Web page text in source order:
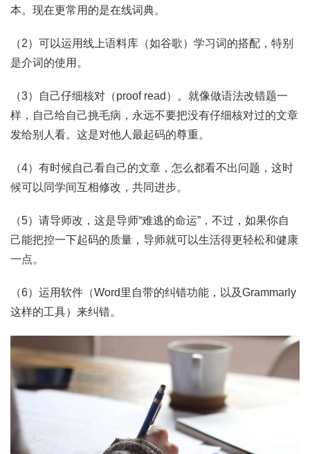
本。现在更常用的是在线词典。
（2）可以运用线上语料库（如谷歌）学习词的搭配，特别
是介词的使用。
（3）自己仔细核对（proof read）。就像做语法改错题一
样，自己给自己挑毛病，永远不要把没有仔细核对过的文章
发给别人看。这是对他人最起码的尊重。
（4）有时候自己看自己的文章，怎么都看不出问题，这时
候可以同学间互相修改，共同进步。
（5）请导师改，这是导师“难逃的命运”，不过，如果你自
己能把控一下起码的质量，导师就可以生活得更轻松和健康
一点。
（6）运用软件（Word里自带的纠错功能，以及Grammarly
这样的工具）来纠错。